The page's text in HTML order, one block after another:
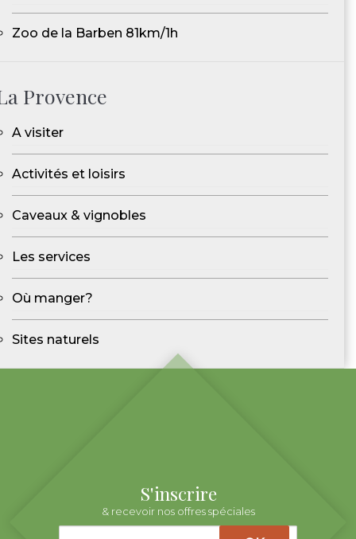
Zoo de la Barben 81km/1h
Provence
A visiter
Activités et loisirs
Caveaux & vignobles
Les services
Où manger?
Sites naturels
S'inscrire
& recevoir nos offres spéciales